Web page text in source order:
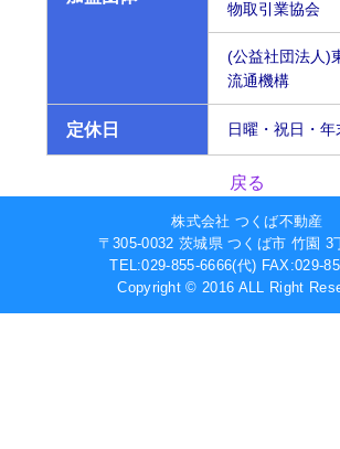
物取引業協会
(公益社団法人)
流通機構
定休日 日曜・祝日・年
戻る
株式会社 つくば不動産
〒305-0032 茨城県 つくば市 竹園 3
TEL:029-855-6666(代) FAX:029-
Copyright © 2016 ALL Right